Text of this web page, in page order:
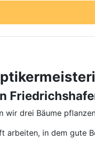
wir drei Bäume
arbeiten, in dem gute